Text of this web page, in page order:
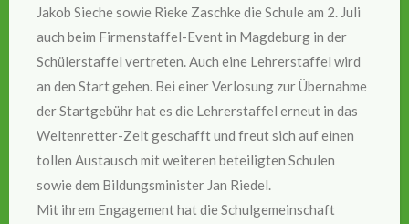
Jakob Sieche sowie Rieke Zaschke die Schule am 2. Juli
auch beim Firmenstaffel-Event in Magdeburg in der
Schülerstaffel vertreten. Auch eine Lehrerstaffel wird
an den Start gehen. Bei einer Verlosung zur Übernahme
der Startgebühr hat es die Lehrerstaffel erneut in das
Weltenretter-Zelt geschafft und freut sich auf einen
tollen Austausch mit weiteren beteiligten Schulen
sowie dem Bildungsminister Jan Riedel.
Mit ihrem Engagement hat die Schulgemeinschaft